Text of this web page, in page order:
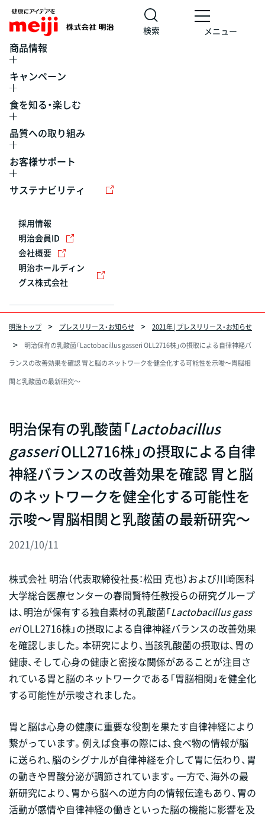
検索 メニュー
商品情報
キャンペーン
食を知る・楽しむ
品質への取り組み
お客様サポート
サステナビリティ
採用情報
明治会員ID
会社概要
明治ホールディン
グス株式会社
明治トップ プレスリリース・お知らせ
2021年 | プレスリリース・お知らせ
明治保有の乳酸菌「Lactobacillus gasseri OLL2716株」の摂取による自律神経バ
ランスの改善効果を確認 胃と脳のネットワークを健全化する可能性を示唆～胃脳相
関と乳酸菌の最新研究～
明治保有の乳酸菌「Lactobacillus
gasseriOLL2716株」の摂取による自律
神経バランスの改善効果を確認 胃と脳
のネットワークを健全化する可能性を
示唆～胃脳相関と乳酸菌の最新研究～
2021/10/11
株式会社 明治（代表取締役社長：松田 克也）および川崎医科
大学総合医療センターの春間賢特任教授らの研究グループ
は、明治が保有する独自素材の乳酸菌「Lactobacillus gass
eriOLL2716株」の摂取による自律神経バランスの改善効果
を確認しました。本研究により、当該乳酸菌の摂取は、胃の
健康、そして心身の健康と密接な関係があることが注目さ
れている胃と脳のネットワークである「胃脳相関」を健全化
する可能性が示唆されました。
胃と脳は心身の健康に重要な役割を果たす自律神経により
繋がっています。例えば食事の際には、食べ物の情報が脳
に送られ、脳のシグナルが自律神経を介して胃に伝わり、胃
の動きや胃酸分泌が調節されています。一方で、海外の最
新研究により、胃から脳への逆方向の情報伝達もあり、胃の
活動が感情や自律神経の働きといった脳の機能に影響を及